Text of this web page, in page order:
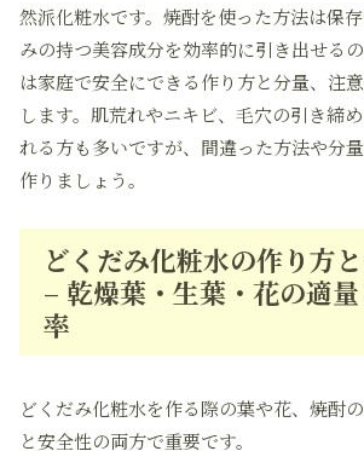
然派化粧水です。焼酎を使った方法は保
みの持つ美容成分を効率的に引き出せる
は家庭で安全にできる作り方と分量、注
します。肌荒れやニキビ、毛穴の引き締
れる方も多いですが、間違った方法や分
作りましょう。
どくだみ化粧水の作り方
– 乾燥葉・生葉・花の適
率
どくだみ化粧水を作る際の葉や花、焼酎
と安全性の両方で重要です。